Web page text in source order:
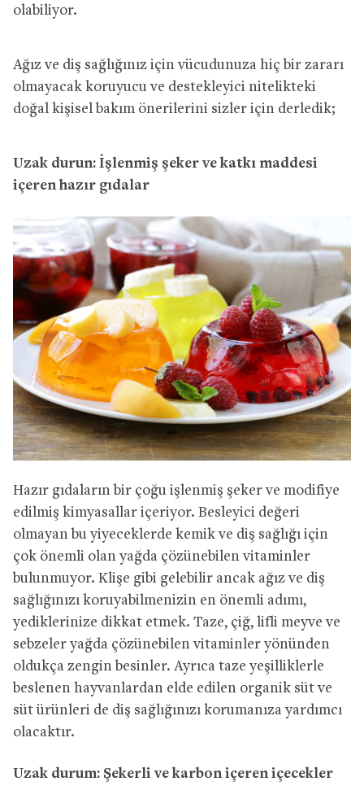
olabiliyor.
Ağız ve diş sağlığınız için vücudunuza hiç bir zararı
olmayacak koruyucu ve destekleyici nitelikteki
doğal kişisel bakım önerilerini sizler için derledik;
Uzak durun: İşlenmiş şeker ve katkı maddesi
içeren hazır gıdalar
Hazır gıdaların bir çoğu işlenmiş şeker ve modifiye
edilmiş kimyasallar içeriyor. Besleyici değeri
olmayan bu yiyeceklerde kemik ve diş sağlığı için
çok önemli olan yağda çözünebilen vitaminler
bulunmuyor. Klişe gibi gelebilir ancak ağız ve diş
sağlığınızı koruyabilmenizin en önemli adımı,
yediklerinize dikkat etmek. Taze, çiğ, lifli meyve ve
sebzeler yağda çözünebilen vitaminler yönünden
oldukça zengin besinler. Ayrıca taze yeşilliklerle
beslenen hayvanlardan elde edilen organik süt ve
süt ürünleri de diş sağlığınızı korumanıza yardımcı
olacaktır.
Uzak durum: Şekerli ve karbon içeren içecekler